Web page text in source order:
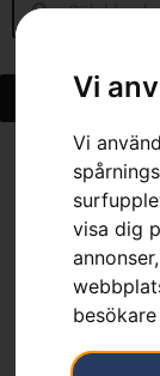
Vi
Vi
visa dig
»Sortiment »